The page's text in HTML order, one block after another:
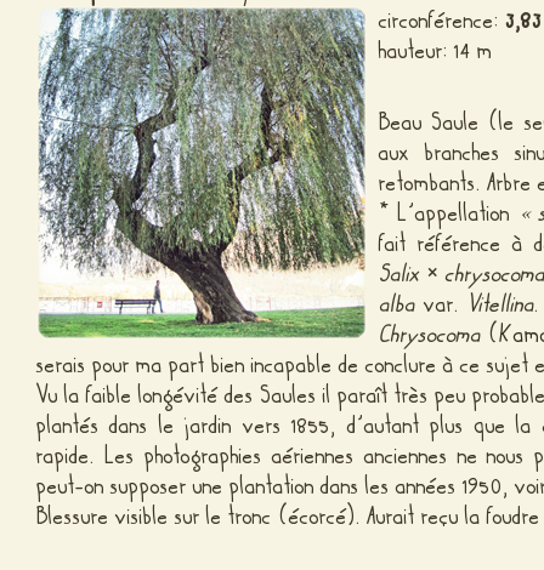
circonférence: 3,83
hauteur: 14 m
Beau Saule (le
aux branches
retombants. Arbre
* L’appellation «
fait référence à
Salix × chrysocoma
alba var. Vitellina
Chrysocoma (
serais pour ma part bien incapable de conclure à ce
Vu la faible longévité des Saules il paraît très peu
plantés dans le jardin vers 1855, d’autant plus que
rapide. Les photographies aériennes anciennes ne
peut-on supposer une plantation dans les années 1950,
Blessure visible sur le tronc (écorcé). Aurait reçu la